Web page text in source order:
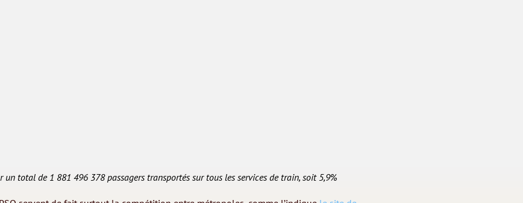
total de 1 881 496 378 passagers transportés sur tous les services de train, soit 5,9%